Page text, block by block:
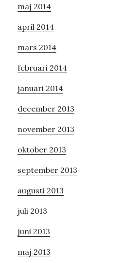
maj 2014
april 2014
mars 2014
februari 2014
januari 2014
december 2013
november 2013
oktober 2013
september 2013
augusti 2013
juli 2013
juni 2013
maj 2013